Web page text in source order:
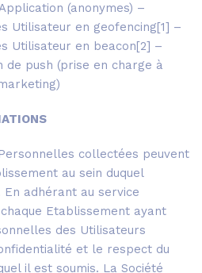
(anonymes) –
Utilisateur en geofencing[1] –
Utilisateur en beacon[2] –
de push (prise en charge à
collectées peuvent
au sein duquel
En adhérant au service
Etablissement ayant
des Utilisateurs
et le respect du
il est soumis. La Société